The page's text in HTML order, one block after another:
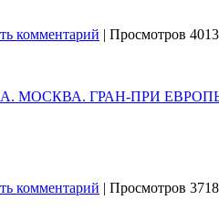
комментарий | Просмотров 4013
МОСКВА. ГРАН-ПРИ
комментарий | Просмотров 3718